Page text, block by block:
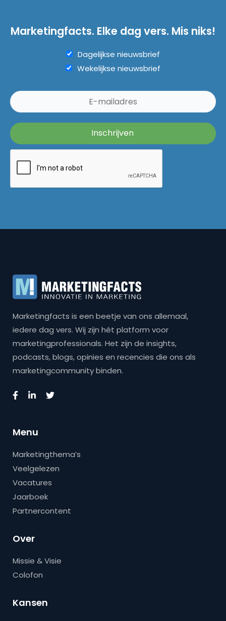
Marketingfacts. Elke dag vers. Mis niks!
Dagelijkse nieuwsbrief
Wekelijkse nieuwsbrief
Marketingfacts is een beetje van ons allemaal,
iedere dag vers. Wij zijn hét platform voor
marketingprofessionals. Het zijn de insights,
podcasts, blogs, opinies en recencies die ons als
marketingcommunity binden.
Menu
Marketingthema’s
Veelgelezen
Vacatures
Jaarboek
Partnercontent
Over
Missie & Visie
Colofon
Kansen